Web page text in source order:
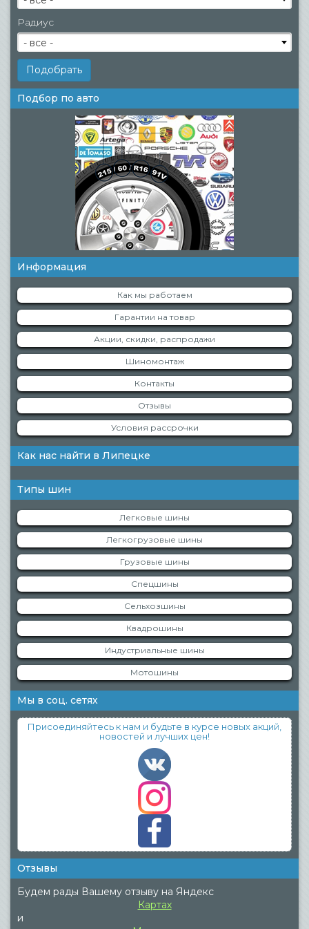
Радиус
- все -
Подбор по авто
Информация
Как мы работаем
Гарантии на товар
Акции, скидки, распродажи
Шиномонтаж
Контакты
Отзывы
Условия рассрочки
Как нас найти в Липецке
Типы шин
Легковые шины
Легкогрузовые шины
Грузовые шины
Спецшины
Сельхозшины
Квадрошины
Индустриальные шины
Мотошины
Мы в соц. сетях
Присоединяйтесь к нам и будьте в курсе новых акций,
новостей и лучших цен!
Отзывы
Будем рады Вашему отзыву на Яндекс
Картах
и